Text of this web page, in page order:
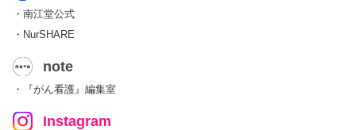
・南江堂公式
・NurSHARE
note
・『がん看護』編集室
Instagram